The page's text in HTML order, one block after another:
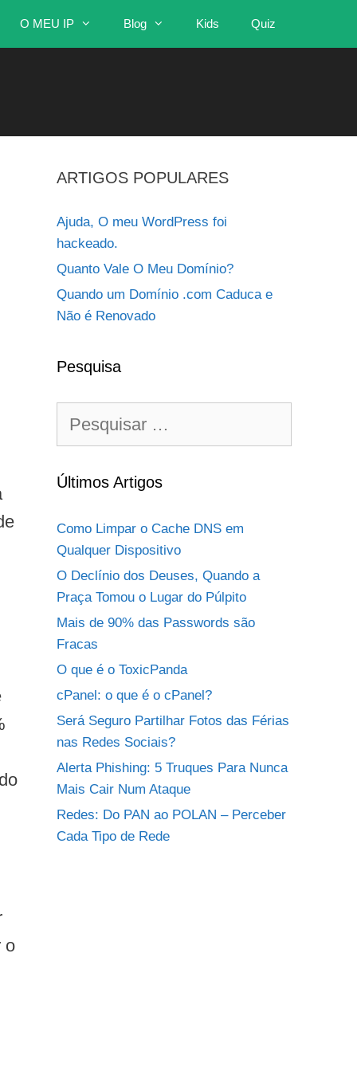
O MEU IP Blog Kids Quiz
o
ARTIGOS POPULARES
Ajuda, O meu WordPress foi
hackeado.
Quanto Vale O Meu Domínio?
Quando um Domínio .com Caduca e
Não é Renovado
Pesquisa
por:
Últimos Artigos
Como Limpar o Cache DNS em
Qualquer Dispositivo
O Declínio dos Deuses, Quando a
Praça Tomou o Lugar do Púlpito
Mais de 90% das Passwords são
Fracas
O que é o ToxicPanda
cPanel: o que é o cPanel?
Será Seguro Partilhar Fotos das Férias
nas Redes Sociais?
Alerta Phishing: 5 Truques Para Nunca
Mais Cair Num Ataque
Redes: Do PAN ao POLAN – Perceber
Cada Tipo de Rede